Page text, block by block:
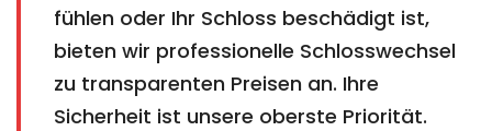
fühlen oder Ihr Schloss beschädigt ist,
bieten wir professionelle Schlosswechsel
zu transparenten Preisen an. Ihre
Sicherheit ist unsere oberste Priorität.